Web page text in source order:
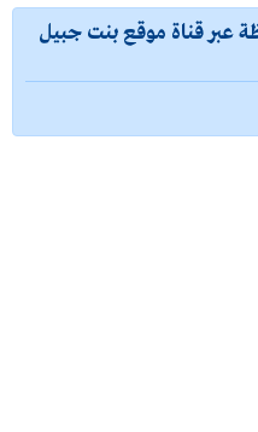
عبر قناة موقع بنت جبيل